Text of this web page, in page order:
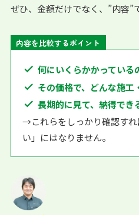
ぜひ、金額だけでなく、”内容”
内容を比較するポイント
何にいくらかかっている
その価格で、どんな施工
長期的に見て、納得でき
→これらをしっかり確認す
い」にはなりません。